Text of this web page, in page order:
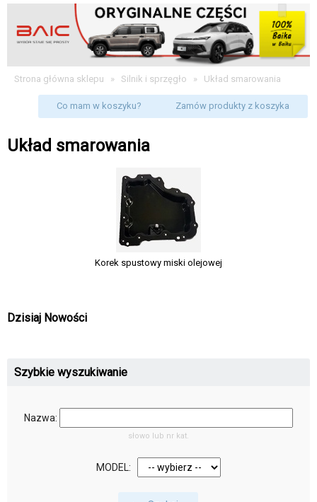
Strona główna sklepu » Silnik i sprzęgło » Układ smarowania
Co mam w koszyku? Zamów produkty z koszyka
Układ smarowania
Korek spustowy miski olejowej
Dzisiaj Nowości
Szybkie wyszukiwanie
Nazwa:
słowo lub nr kat.
MODEL: